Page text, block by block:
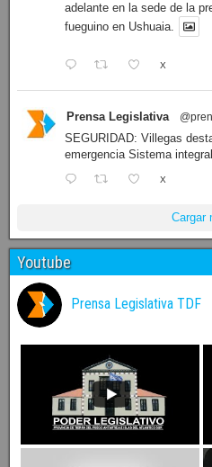
adelante en la sede de la
fueguino en Ushuaia.
X
Prensa Legislativa
SEGURIDAD: Villegas
emergencia Sistema
X
Cargar
Youtube
Prensa Legislativa TDF